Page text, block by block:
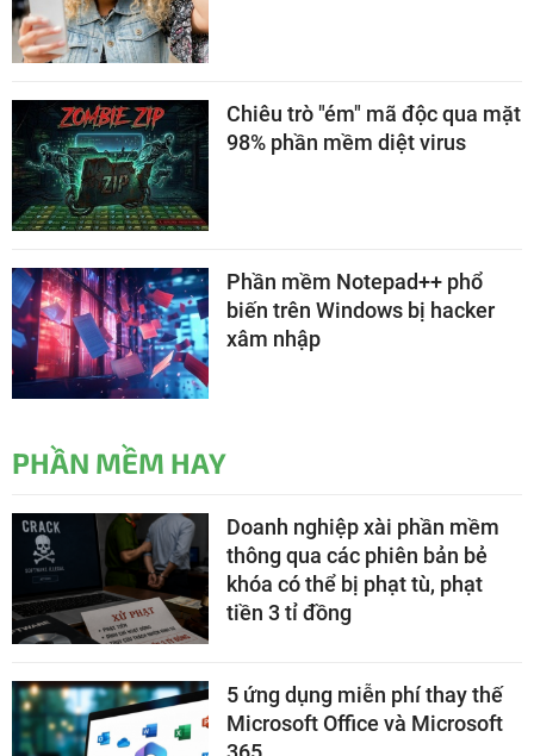
Chiêu trò "ém" mã độc qua mặt
98% phần mềm diệt virus
Phần mềm Notepad++ phổ
biến trên Windows bị hacker
xâm nhập
PHẦN MỀM HAY
Doanh nghiệp xài phần mềm
thông qua các phiên bản bẻ
khóa có thể bị phạt tù, phạt
tiền 3 tỉ đồng
5 ứng dụng miễn phí thay thế
Microsoft Office và Microsoft